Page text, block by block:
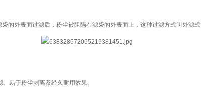
的外表面过滤后，粉尘被阻隔在滤袋的外表面上，这种过滤方式叫外滤式
易于粉尘剥离及经久耐用效果。